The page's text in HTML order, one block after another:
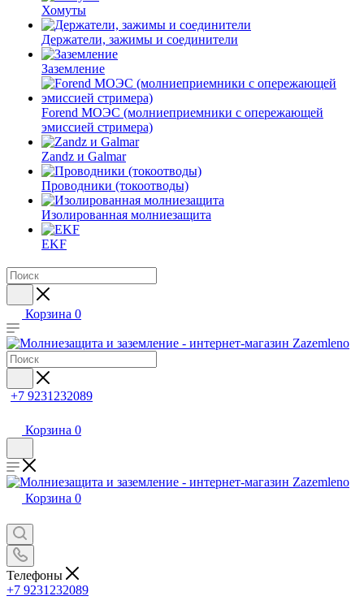
Хомуты
Держатели, зажимы и соединители
Заземление
Forend МОЭС (молниеприемники с опережающей
эмиссией стримера)
Zandz и Galmar
Проводники (токоотводы)
Изолированная молниезащита
EKF
Корзина 0
+7 9231232089
Корзина 0
Корзина 0
Телефоны
+7 9231232089